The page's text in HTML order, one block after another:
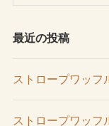
最近の投稿
ストロープワッフ
ストロープワッフ